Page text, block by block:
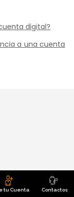
digital?
a una cuenta
tu Cuenta Contactos